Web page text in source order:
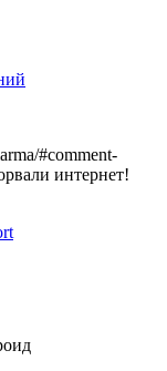
#comment-
интернет!